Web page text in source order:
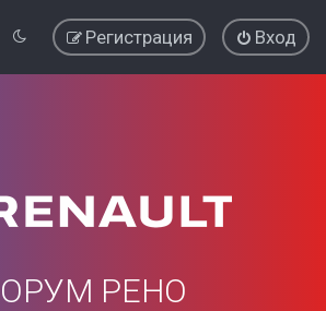
Вход
Регистрация
РЕНО